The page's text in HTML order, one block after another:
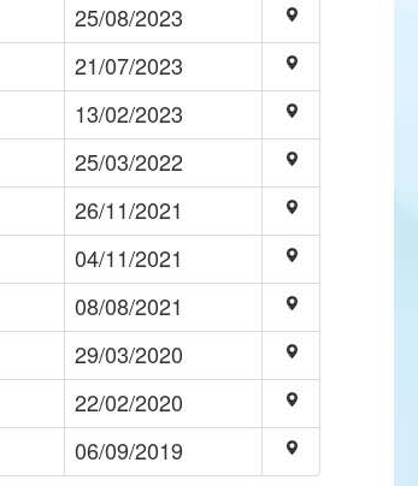
25/08/2023
21/07/2023
13/02/2023
25/03/2022
26/11/2021
04/11/2021
08/08/2021
29/03/2020
22/02/2020
06/09/2019